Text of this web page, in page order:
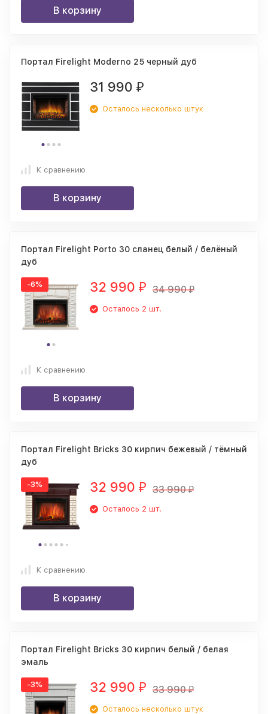
В корзину
Портал Firelight Moderno 25 черный дуб
31 990 ₽
Осталось несколько штук
К сравнению
В корзину
Портал Firelight Porto 30 сланец белый / белёный
дуб
-6% 32 990 ₽ 34 990 ₽
Осталось 2 шт.
К сравнению
В корзину
Портал Firelight Bricks 30 кирпич бежевый / тёмный
дуб
-3% 32 990 ₽ 33 990 ₽
Осталось 2 шт.
К сравнению
В корзину
Портал Firelight Bricks 30 кирпич белый / белая
эмаль
-3% 32 990 ₽ 33 990 ₽
Осталось несколько штук